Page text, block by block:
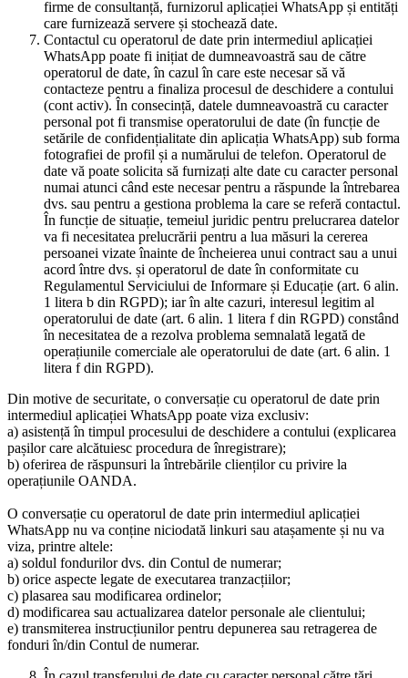
firme de consultanță, furnizorul aplicației WhatsApp și entități
care furnizează servere și stochează date.
Contactul cu operatorul de date prin intermediul aplicației
WhatsApp poate fi inițiat de dumneavoastră sau de către
operatorul de date, în cazul în care este necesar să vă
contacteze pentru a finaliza procesul de deschidere a contului
(cont activ). În consecință, datele dumneavoastră cu caracter
personal pot fi transmise operatorului de date (în funcție de
setările de confidențialitate din aplicația WhatsApp) sub forma
fotografiei de profil și a numărului de telefon. Operatorul de
date vă poate solicita să furnizați alte date cu caracter personal
numai atunci când este necesar pentru a răspunde la întrebarea
dvs. sau pentru a gestiona problema la care se referă contactul.
În funcție de situație, temeiul juridic pentru prelucrarea datelor
va fi necesitatea prelucrării pentru a lua măsuri la cererea
persoanei vizate înainte de încheierea unui contract sau a unui
acord între dvs. și operatorul de date în conformitate cu
Regulamentul Serviciului de Informare și Educație (art. 6 alin.
1 litera b din RGPD); iar în alte cazuri, interesul legitim al
operatorului de date (art. 6 alin. 1 litera f din RGPD) constând
în necesitatea de a rezolva problema semnalată legată de
operațiunile comerciale ale operatorului de date (art. 6 alin. 1
litera f din RGPD).
Din motive de securitate, o conversație cu operatorul de date prin
intermediul aplicației WhatsApp poate viza exclusiv:
a) asistență în timpul procesului de deschidere a contului (explicarea
pașilor care alcătuiesc procedura de înregistrare);
b) oferirea de răspunsuri la întrebările clienților cu privire la
operațiunile OANDA.
O conversație cu operatorul de date prin intermediul aplicației
WhatsApp nu va conține niciodată linkuri sau atașamente și nu va
viza, printre altele:
a) soldul fondurilor dvs. din Contul de numerar;
b) orice aspecte legate de executarea tranzacțiilor;
c) plasarea sau modificarea ordinelor;
d) modificarea sau actualizarea datelor personale ale clientului;
e) transmiterea instrucțiunilor pentru depunerea sau retragerea de
fonduri în/din Contul de numerar.